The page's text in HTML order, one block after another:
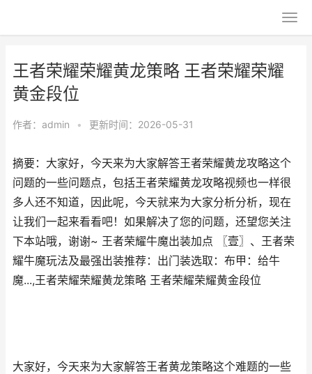
王者荣耀荣耀黄龙策略 王者荣耀荣耀
黄金段位
作者： admin • 更新时间：2026-05-31
摘要：大家好，今天来为大家解答王者荣耀黄龙攻略这个
问题的一些问题点，包括王者荣耀黄龙攻略视频也一样很
多人还不知道，因此呢，今天就来为大家分析分析，现在
让我们一起来看看吧！如果解决了您的问题，还望您关注
下本站哦，谢谢~ 王者荣耀牛魔出装加点 〖壹〗、王者荣
耀牛魔玩法及最强出装推荐：出门装选取：布甲：给牛
魔...,王者荣耀荣耀黄龙策略 王者荣耀荣耀黄金段位
大家好，今天来为大家解答王者黄龙策略这个难题的一些